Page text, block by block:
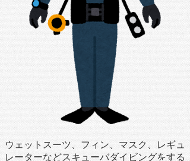
ウェットスーツ、フィン、マスク、レギュ
レーターなどスキューバダイビングをする